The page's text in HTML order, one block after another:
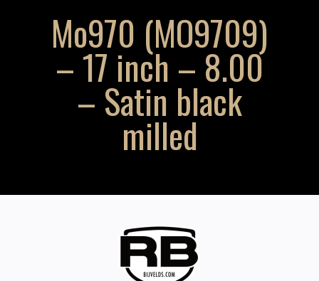
Mo970 (MO9709)
– 17 inch – 8.00
– Satin black
milled